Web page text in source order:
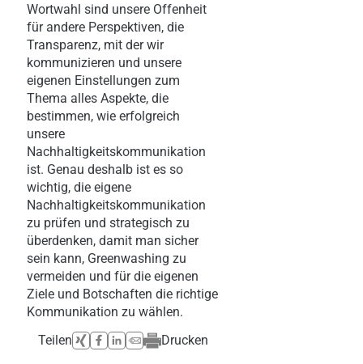
Wortwahl sind unsere Offenheit
für andere Perspektiven, die
Transparenz, mit der wir
kommunizieren und unsere
eigenen Einstellungen zum
Thema alles Aspekte, die
bestimmen, wie erfolgreich
unsere
Nachhaltigkeitskommunikation
ist. Genau deshalb ist es so
wichtig, die eigene
Nachhaltigkeitskommunikation
zu prüfen und strategisch zu
überdenken, damit man sicher
sein kann, Greenwashing zu
vermeiden und für die eigenen
Ziele und Botschaften die richtige
Kommunikation zu wählen.
Teilen
Drucken